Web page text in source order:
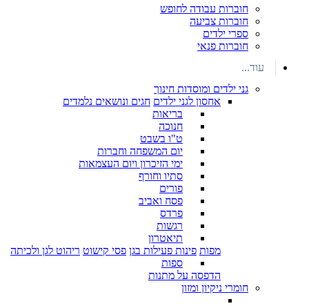
חוברות עבודה לחופש
חוברות צביעה
ספרי ילדים
חוברות פנאי
עוד...
גני ילדים ומוסדות חינוך
אחסון לגני ילדים חגים ונושאים נלמדים
בריאות
חנוכה
ט"ו בשבט
יום המשפחה וחברות
ימי הזיכרון ויום העצמאות
סתיו וחורף
פורים
פסח ואביב
פרדס
רגשות
תיאטרון
מפות פינות פעילות בגן פסי קישוט ריהוט לגן ולכיתה
ספות
הדפסה על מתנות
חומרי ניקיון ומזון